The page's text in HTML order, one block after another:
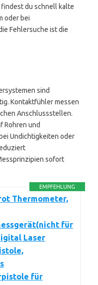
du schnell kalte
oder bei
Fehlersuche ist die
sind
Kontaktfühler messen
Anschlussstellen.
Rohren und
Undichtigkeiten oder
sofort
EMPFEHLUNG
Thermometer,
für
Laser
für